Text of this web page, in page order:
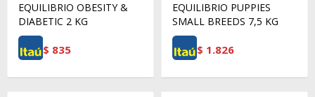
EQUILIBRIO OBESITY &
DIABETIC 2 KG
$ 835
EQUILIBRIO PUPPIES
SMALL BREEDS 7,5 KG
$ 1.826